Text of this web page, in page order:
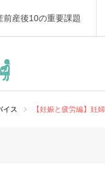
前産後10の重要課題
イス 【妊娠と疲労編】妊